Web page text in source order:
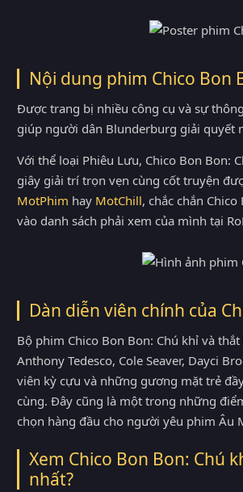
Nội dung phim Chico Bon
Được trang bị nhiều công cụ và sự
giúp người dân Blunderburg giải quyết
Với thể loại Phiêu Lưu, Chico Bon Bon:
giây giải trí trọn vẹn cùng cốt truyện
MotPhim hay MotChill, chắc chắn
vào danh sách phải xem của mình tại
Dàn diễn viên chính của
Bộ phim Chico Bon Bon: Chú khỉ và
Anthony Tedesco, Cole Seaver, Dayci
viên kỳ cựu và những gương mặt trẻ
cùng. Đây cũng là một trong những
chọn hàng đầu cho người yêu phim Âu
Xem Chico Bon Bon: Chú
nhất?